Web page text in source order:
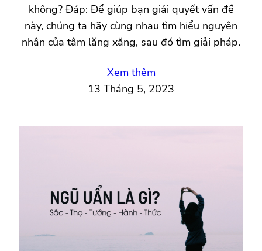
không? Đáp: Để giúp bạn giải quyết vấn đề
này, chúng ta hãy cùng nhau tìm hiểu nguyên
nhân của tâm lăng xăng, sau đó tìm giải pháp.
Xem thêm
13 Tháng 5, 2023